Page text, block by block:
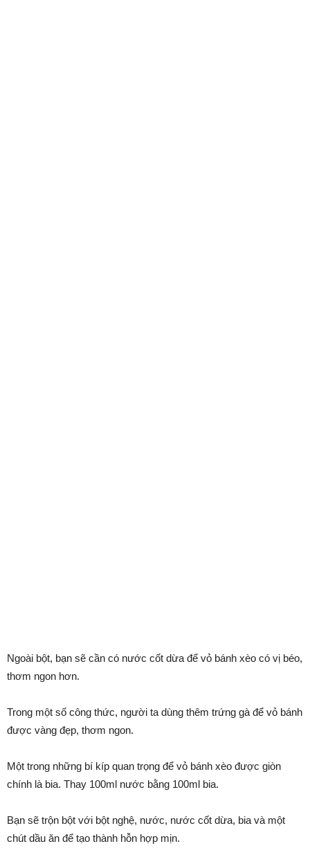
Ngoài bột, bạn sẽ cần có nước cốt dừa để vỏ bánh xèo có vị béo,
thơm ngon hơn.
Trong một số công thức, người ta dùng thêm trứng gà để vỏ bánh
được vàng đẹp, thơm ngon.
Một trong những bí kíp quan trọng để vỏ bánh xèo được giòn
chính là bia. Thay 100ml nước bằng 100ml bia.
Bạn sẽ trộn bột với bột nghệ, nước, nước cốt dừa, bia và một
chút dầu ăn để tạo thành hỗn hợp mịn.